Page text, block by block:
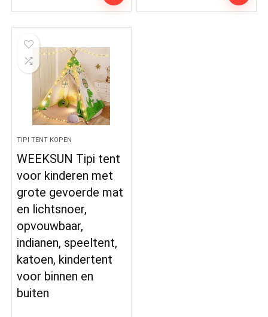
TIPI TENT KOPEN
WEEKSUN Tipi tent
voor kinderen met
grote gevoerde mat
en lichtsnoer,
opvouwbaar,
indianen, speeltent,
katoen, kindertent
voor binnen en
buiten